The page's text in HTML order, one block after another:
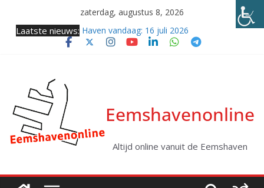
zaterdag, augustus 8, 2026
Laatste nieuws: Haven vandaag: 16 juli 2026
Samenkomst van twee giganten (video)
Eemshavenonline
Altijd online vanuit de Eemshaven